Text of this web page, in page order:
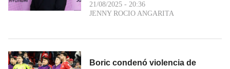
21/08/2025 - 20:36
JENNY ROCIO ANGARITA
Boric condenó violencia de